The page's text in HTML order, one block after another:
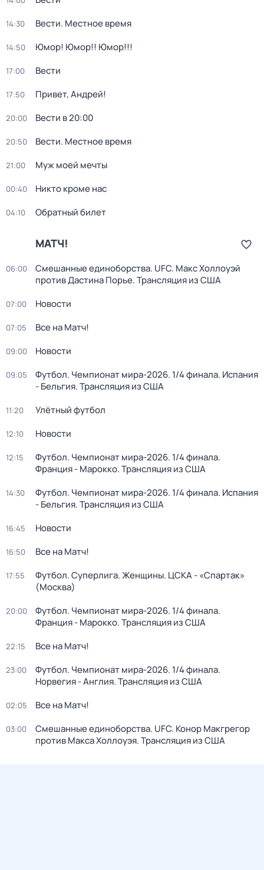
14:30 Вести. Местное время
14:50 Юмор! Юмор!! Юмор!!!
17:00 Вести
17:50 Привет, Андрей!
20:00 Вести в 20:00
20:50 Вести. Местное время
21:00 Муж моей мечты
00:40 Никто кроме нас
04:10 Обратный билет
МАТЧ!
06:00
Смешанные единоборства. UFC. Макс Холлоуэй
против Дастина Порье. Трансляция из США
07:00 Новости
07:05 Все на Матч!
09:00 Новости
09:05
Футбол. Чемпионат мира-2026. 1/4 финала. Испания
- Бельгия. Трансляция из США
11:20 Улётный футбол
12:10 Новости
12:15
Футбол. Чемпионат мира-2026. 1/4 финала.
Франция - Марокко. Трансляция из США
14:30
Футбол. Чемпионат мира-2026. 1/4 финала. Испания
- Бельгия. Трансляция из США
16:45 Новости
16:50 Все на Матч!
17:55
Футбол. Суперлига. Женщины. ЦСКА - «Спартак»
(Москва)
20:00
Футбол. Чемпионат мира-2026. 1/4 финала.
Франция - Марокко. Трансляция из США
22:15 Все на Матч!
23:00
Футбол. Чемпионат мира-2026. 1/4 финала.
Норвегия - Англия. Трансляция из США
02:05 Все на Матч!
03:00
Смешанные единоборства. UFC. Конор Макгрегор
против Макса Холлоуэя. Трансляция из США